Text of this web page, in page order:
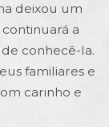
deixou um
a
conhecê-la.
familiares e
carinho e